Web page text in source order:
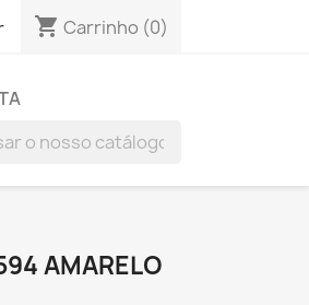
shopping_cart Carrinho (0)
AMARELO